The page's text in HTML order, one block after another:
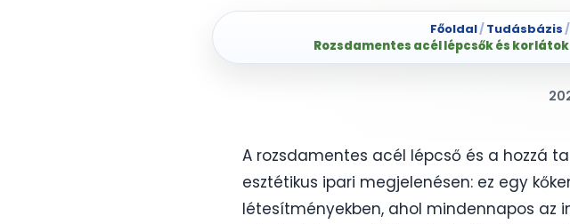
Főoldal/Tudásbázis/
Rozsdamentes acél lépcsők és
A rozsdamentes acél lépcső és a hozzá
esztétikus ipari megjelenésen: ez egy
létesítményekben, ahol mindennapos az